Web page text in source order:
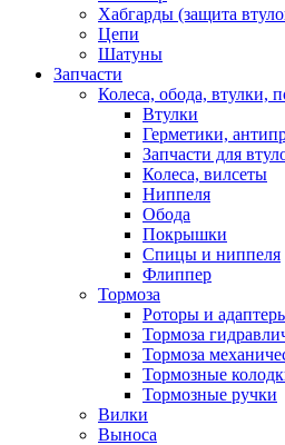
Хабгарды (защита
Цепи
Шатуны
Запчасти
Колеса, обода, втулки,
Втулки
Герметики,
Запчасти для
Колеса, вилсеты
Ниппеля
Обода
Покрышки
Спицы и ниппеля
Флиппер
Тормоза
Роторы и
Тормоза
Тормоза
Тормозные
Тормозные ручки
Вилки
Выноса